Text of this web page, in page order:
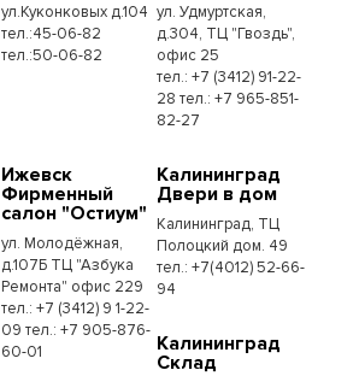
ул.Куконковых д.104
тел.:45-06-82
тел.:50-06-82
ул. Удмуртская,
д.304, ТЦ "Гвоздь",
офис 25
тел.: +7 (3412) 91-22-
28 тел.: +7 965-851-
82-27
Ижевск
Фирменный
салон "Остиум"
ул. Молодёжная,
д.107Б ТЦ "Азбука
Ремонта" офис 229
тел.: +7 (3412) 9 1-22-
09 тел.: +7 905-876-
60-01
Калининград
Двери в дом
Калининград, ТЦ
Полоцкий дом. 49
тел.: +7(4012) 52-66-
94
Калининград
Склад